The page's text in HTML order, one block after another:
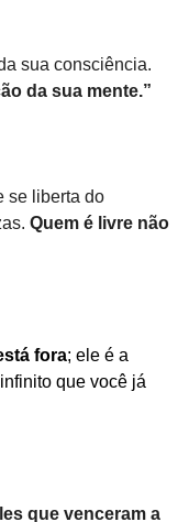
da sua mente.”
se liberta do
Quem é livre não
fora; ele é a
que você já
que venceram a